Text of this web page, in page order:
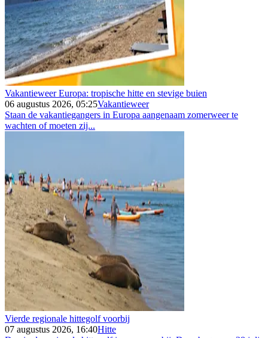
Vakantieweer Europa: tropische hitte en stevige buien
06 augustus 2026, 05:25Vakantieweer
Staan de vakantiegangers in Europa aangenaam zomerweer te
wachten of moeten zij...
Vierde regionale hittegolf voorbij
07 augustus 2026, 16:40Hitte